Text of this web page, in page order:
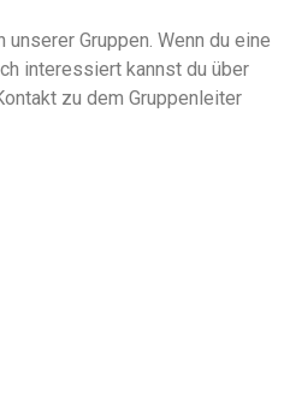
Gruppen. Wenn du eine
interessiert kannst du über
zu dem Gruppenleiter